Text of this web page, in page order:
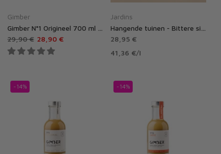
Gimber
29,90 € 28,90 €
Jardins
28,95 €
41,36 €/l
-14% -14%